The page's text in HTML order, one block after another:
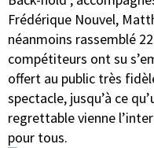
Frédérique Nouvel,
néanmoins rassemblé
compétiteurs ont su
offert au public très
spectacle, jusqu’à ce
regrettable vienne
pour tous.